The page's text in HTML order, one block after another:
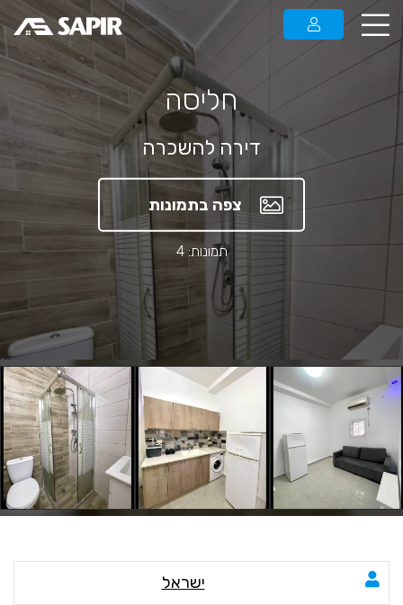
חליסה
דירה להשכרה
צפה בתמונות
תמונות: 4
ישראל